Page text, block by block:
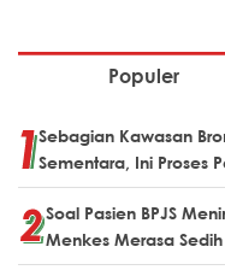
Populer
Sebagian Kawasan
Sementara, Ini Proses
Soal Pasien BPJS
Menkes Merasa